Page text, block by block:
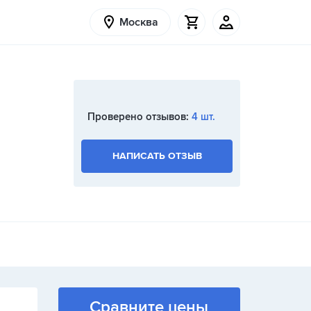
Москва
Проверено отзывов: 4 шт.
НАПИСАТЬ ОТЗЫВ